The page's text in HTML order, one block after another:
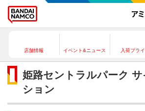
店舗情報 イベント&ニュース 入荷プラ
姫路セントラルパーク
ション